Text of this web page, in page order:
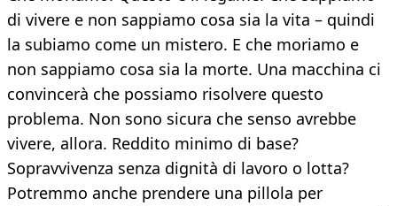
di vivere e non sappiamo cosa sia la vita – quindi
la subiamo come un mistero. E che moriamo e
non sappiamo cosa sia la morte. Una macchina ci
convincerà che possiamo risolvere questo
problema. Non sono sicura che senso avrebbe
vivere, allora. Reddito minimo di base?
Sopravvivenza senza dignità di lavoro o lotta?
Potremmo anche prendere una pillola per